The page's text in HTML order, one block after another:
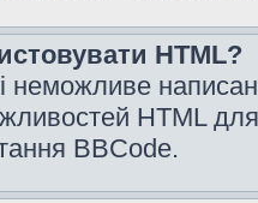
HTML?
HTML
BBCode.